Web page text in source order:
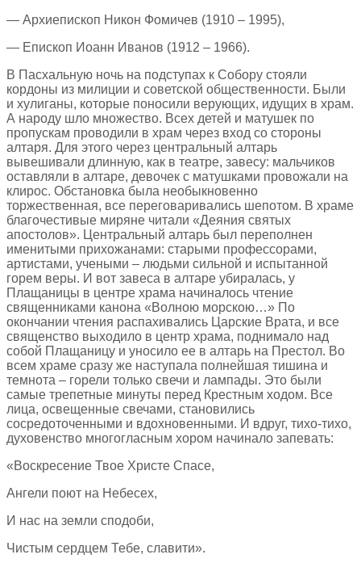
— Архиепископ Никон Фомичев (1910 – 1995),
— Епископ Иоанн Иванов (1912 – 1966).
В Пасхальную ночь на подступах к Собору стояли
кордоны из милиции и советской общественности. Были
и хулиганы, которые поносили верующих, идущих в храм.
А народу шло множество. Всех детей и матушек по
пропускам проводили в храм через вход со стороны
алтаря. Для этого через центральный алтарь
вывешивали длинную, как в театре, завесу: мальчиков
оставляли в алтаре, девочек с матушками провожали на
клирос. Обстановка была необыкновенно
торжественная, все переговаривались шепотом. В храме
благочестивые миряне читали «Деяния святых
апостолов». Центральный алтарь был переполнен
именитыми прихожанами: старыми профессорами,
артистами, учеными – людьми сильной и испытанной
горем веры. И вот завеса в алтаре убиралась, у
Плащаницы в центре храма начиналось чтение
священниками канона «Волною морскою…» По
окончании чтения распахивались Царские Врата, и все
священство выходило в центр храма, поднимало над
собой Плащаницу и уносило ее в алтарь на Престол. Во
всем храме сразу же наступала полнейшая тишина и
темнота – горели только свечи и лампады. Это были
самые трепетные минуты перед Крестным ходом. Все
лица, освещенные свечами, становились
сосредоточенными и вдохновенными. И вдруг, тихо-тихо,
духовенство многогласным хором начинало запевать:
«Воскресение Твое Христе Спасе,
Ангели поют на Небесех,
И нас на земли сподоби,
Чистым сердцем Тебе, славити».